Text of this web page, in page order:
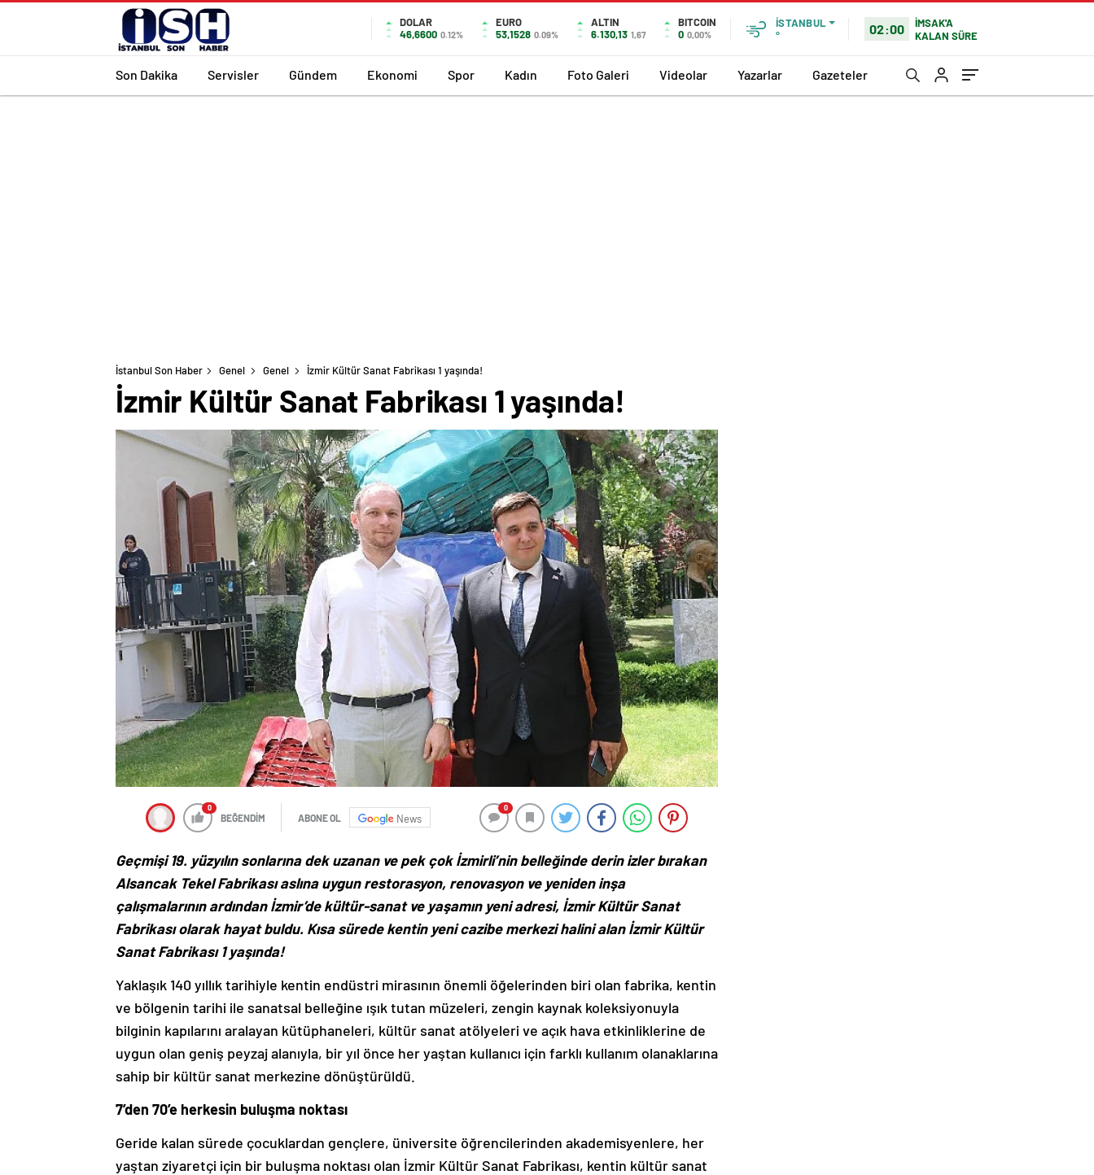
DOLAR
46,6600 0.12%
EURO
53,1528 0.09%
ALTIN
6.130,13 1,67
BITCOIN
0 0,00%
İSTANBUL
°
02:00
İMSAK'A
KALAN SÜRE
Son Dakika Servisler Gündem Ekonomi Spor Kadın Foto Galeri Videolar Yazarlar Gazeteler
İstanbul Son Haber Genel Genel İzmir Kültür Sanat Fabrikası 1 yaşında!
İzmir Kültür Sanat Fabrikası 1 yaşında!
0
BEĞENDİM ABONE OL News
0
Geçmişi 19. yüzyılın sonlarına dek uzanan ve pek çok İzmirli’nin belleğinde derin izler bırakan
Alsancak Tekel Fabrikası aslına uygun restorasyon, renovasyon ve yeniden inşa
çalışmalarının ardından İzmir’de kültür-sanat ve yaşamın yeni adresi, İzmir Kültür Sanat
Fabrikası olarak hayat buldu. Kısa sürede kentin yeni cazibe merkezi halini alan İzmir Kültür
Sanat Fabrikası 1 yaşında!
Yaklaşık 140 yıllık tarihiyle kentin endüstri mirasının önemli öğelerinden biri olan fabrika, kentin
ve bölgenin tarihi ile sanatsal belleğine ışık tutan müzeleri, zengin kaynak koleksiyonuyla
bilginin kapılarını aralayan kütüphaneleri, kültür sanat atölyeleri ve açık hava etkinliklerine de
uygun olan geniş peyzaj alanıyla, bir yıl önce her yaştan kullanıcı için farklı kullanım olanaklarına
sahip bir kültür sanat merkezine dönüştürüldü.
7’den 70’e herkesin buluşma noktası
Geride kalan sürede çocuklardan gençlere, üniversite öğrencilerinden akademisyenlere, her
yaştan ziyaretçi için bir buluşma noktası olan İzmir Kültür Sanat Fabrikası, kentin kültür sanat